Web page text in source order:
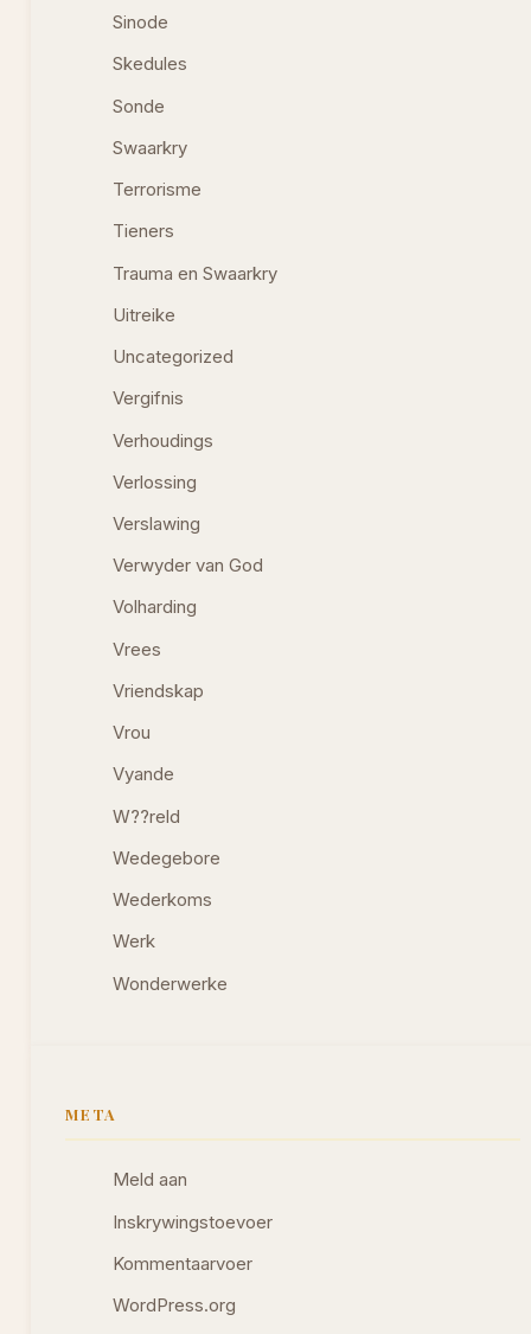
Sinode
Skedules
Sonde
Swaarkry
Terrorisme
Tieners
Trauma en Swaarkry
Uitreike
Uncategorized
Vergifnis
Verhoudings
Verlossing
Verslawing
Verwyder van God
Volharding
Vrees
Vriendskap
Vrou
Vyande
W??reld
Wedegebore
Wederkoms
Werk
Wonderwerke
META
Meld aan
Inskrywingstoevoer
Kommentaarvoer
WordPress.org